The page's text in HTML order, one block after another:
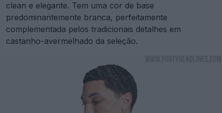
clean e elegante. Tem uma cor de base
predominantemente branca, perfeitamente
complementada pelos tradicionais detalhes em
castanho-avermelhado da seleção.